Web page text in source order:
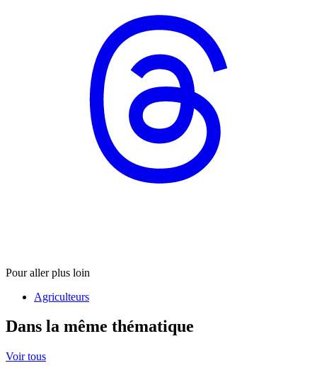
Pour aller plus loin
Agriculteurs
Dans la même thématique
Voir tous